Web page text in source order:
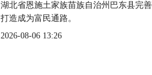
湖北省恩施土家族苗族自治州巴东县完
打造成为富民通路。
2026-08-06 13:26